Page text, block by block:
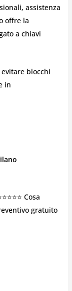
assistenza
offre la
a chiavi
blocchi
in
Cosa
gratuito